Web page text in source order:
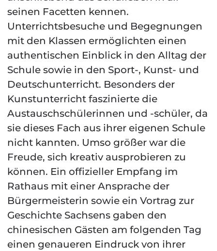
seinen Facetten kennen.
Unterrichtsbesuche und Begegnungen
mit den Klassen ermöglichten einen
authentischen Einblick in den Alltag der
Schule sowie in den Sport-, Kunst- und
Deutschunterricht. Besonders der
Kunstunterricht faszinierte die
Austauschschülerinnen und -schüler, da
sie dieses Fach aus ihrer eigenen Schule
nicht kannten. Umso größer war die
Freude, sich kreativ ausprobieren zu
können. Ein offizieller Empfang im
Rathaus mit einer Ansprache der
Bürgermeisterin sowie ein Vortrag zur
Geschichte Sachsens gaben den
chinesischen Gästen am folgenden Tag
einen genaueren Eindruck von ihrer